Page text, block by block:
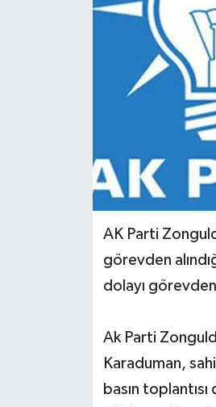
AK Parti
görevden
dolayı
Ak Parti
Karaduman,
basın
Yerel Yönetimler